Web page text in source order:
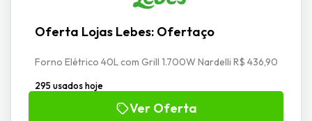
Oferta Lojas Lebes: Ofertaço
Forno Elétrico 40L com Grill 1.700W Nardelli R$ 436,90
295 usados hoje
Ver Oferta